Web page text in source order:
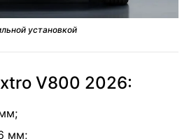
установкой
V800 2026:
мм;